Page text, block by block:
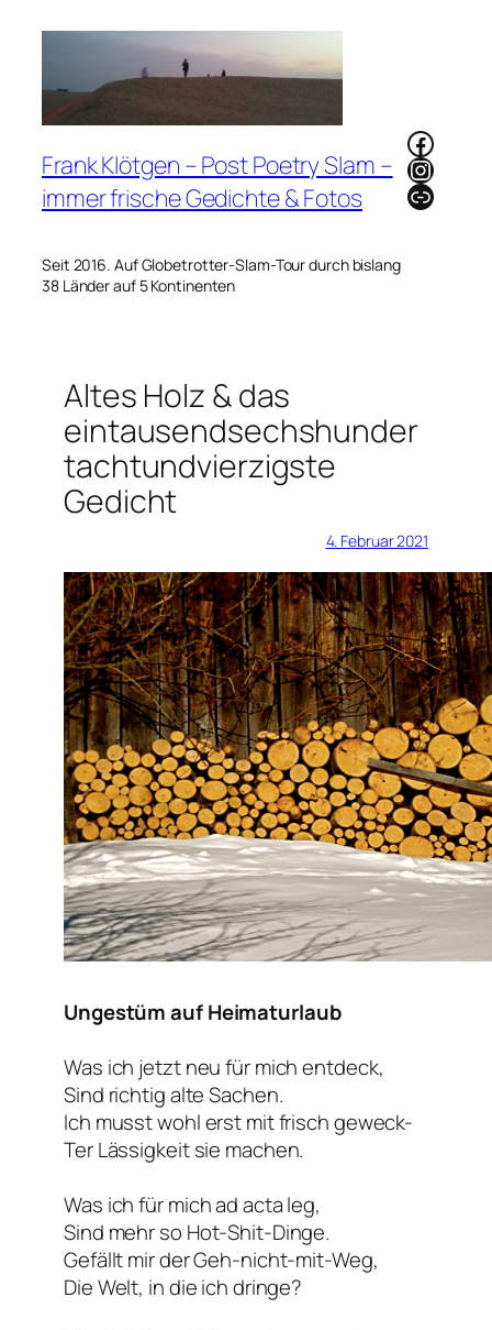
Frank Klötgen – Post Poetry Slam –
immer frische Gedichte & Fotos
Seit 2016. Auf Globetrotter-Slam-Tour durch bislang
38 Länder auf 5 Kontinenten
Link
Altes Holz & das
eintausendsechshunder
tachtundvierzigste
Gedicht
4. Februar 2021
Ungestüm auf Heimaturlaub
Was ich jetzt neu für mich entdeck,
Sind richtig alte Sachen.
Ich musst wohl erst mit frisch geweck-
Ter Lässigkeit sie machen.
Was ich für mich ad acta leg,
Sind mehr so Hot-Shit-Dinge.
Gefällt mir der Geh-nicht-mit-Weg,
Die Welt, in die ich dringe?